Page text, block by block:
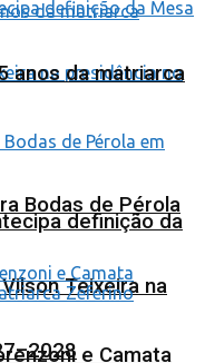
definição da
Teixeira na
anos da matriarca
Bodas de Pérola
e Camata